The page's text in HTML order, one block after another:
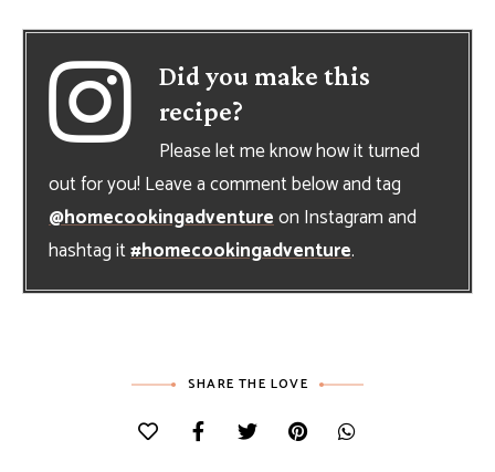
Did you make this
recipe?
Please let me know how it turned
out for you! Leave a comment below and tag
@homecookingadventureon Instagram and
hashtag it#homecookingadventure.
SHARE THE LOVE